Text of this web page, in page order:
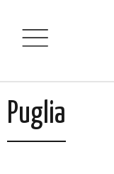
Puglia